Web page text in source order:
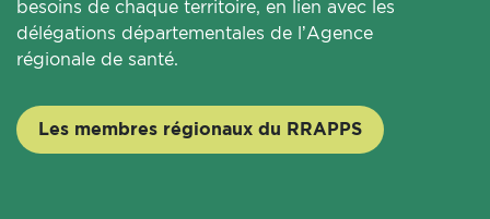
besoins de chaque territoire, en lien avec les
délégations départementales de l’Agence
régionale de santé.
Les membres régionaux du RRAPPS